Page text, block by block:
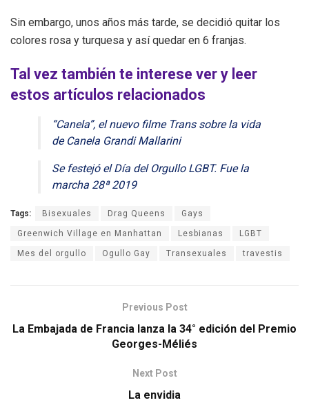
Sin embargo, unos años más tarde, se decidió quitar los
colores rosa y turquesa y así quedar en 6 franjas.
Tal vez también te interese ver y leer
estos artículos relacionados
“Canela”, el nuevo filme Trans sobre la vida
de Canela Grandi Mallarini
Se festejó el Día del Orgullo LGBT. Fue la
marcha 28ª 2019
Tags: Bisexuales Drag Queens Gays
Greenwich Village en Manhattan Lesbianas LGBT
Mes del orgullo Ogullo Gay Transexuales travestis
Previous Post
La Embajada de Francia lanza la 34° edición del Premio
Georges-Méliés
Next Post
La envidia